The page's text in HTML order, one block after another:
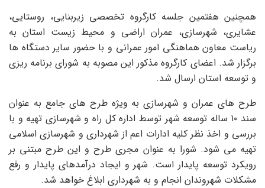
همچنین هفتمین جلسه کارگروه تخصصی زیربنایی، روستایی،
عشایری، شهرسازی، عمران اراضی و محیط زیست استان به
ریاست معاون هماهنگی امور عمرانی و با حضور سایر دستگاه ها
برگزار شد. اعضای کارگروه مذکور این مصوبه به شورای برنامه ریزی
و توسعه استان ارسال شد.
طرح های عمران و شهرسازی به ویژه طرح های جامع به عنوان
سند ۱۰ ساله توسعه شهر توسط اداره کل راه و شهرسازی تهیه و با
بررسی و اخذ نظر کلیه ادارات اعم از شهرداری و شهرسازی اسلامی
تهیه می شود. شورا به عنوان مجری طرح و این طرح مبتنی بر
رویکرد توسعه پایدار است. شهر و ایجاد درآمدهای پایدار و رفع
مشکلات شهروندان انجام و به شهرداری ابلاغ خواهد شد.